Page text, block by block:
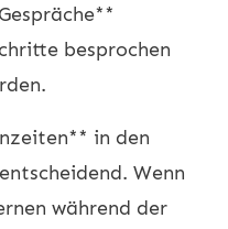
besprochen
in den
Wenn
während der